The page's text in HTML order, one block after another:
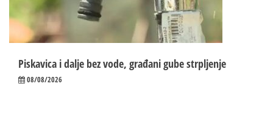
Piskavica i dalje bez vode, građani gube strpljenje
08/08/2026